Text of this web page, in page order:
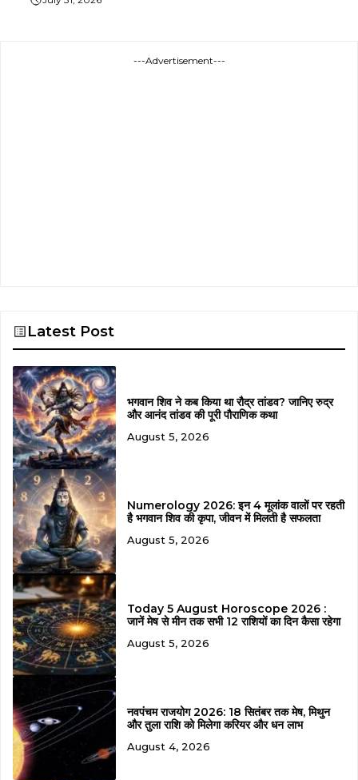
---Advertisement---
Latest Post
भगवान शिव ने कब किया था रौद्र तांडव? जानिए रुद्र
और आनंद तांडव की पूरी पौराणिक कथा
August 5, 2026
Numerology 2026: इन 4 मूलांक वालों पर रहती
है भगवान शिव की कृपा, जीवन में मिलती है सफलता
August 5, 2026
Today 5 August Horoscope 2026 :
जानें मेष से मीन तक सभी 12 राशियों का दिन कैसा रहेगा
August 5, 2026
नवपंचम राजयोग 2026: 18 सितंबर तक मेष, मिथुन
और तुला राशि को मिलेगा करियर और धन लाभ
August 4, 2026